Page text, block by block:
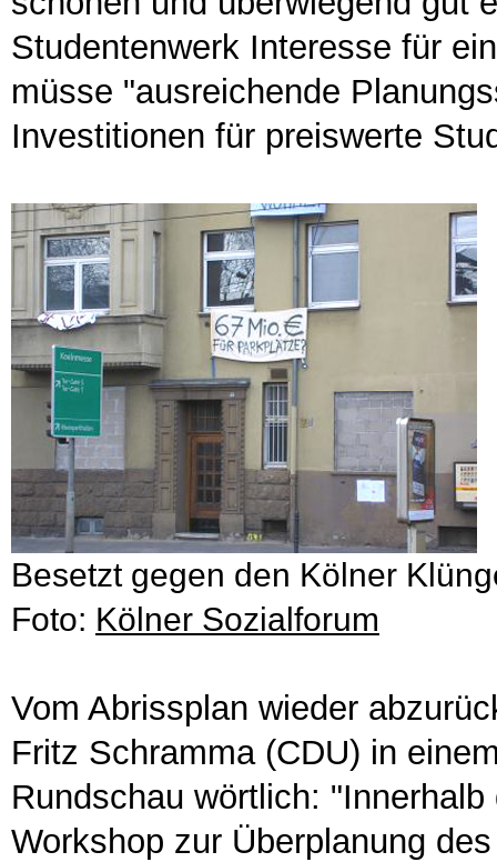
Studentenwerk Interesse für
müsse "ausreichende
Investitionen für preiswerte
Besetzt gegen den Kölner
Foto: Kölner Sozialforum
Vom Abrissplan wieder
Fritz Schramma (CDU) in
Rundschau wörtlich:
Workshop zur Überplanung